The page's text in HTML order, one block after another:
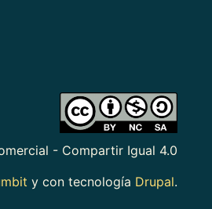
- Compartir Igual 4.0
y con tecnología Drupal.